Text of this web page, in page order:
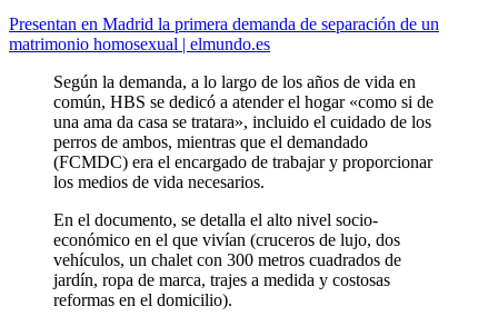
Presentan en Madrid la primera demanda de separación de un
matrimonio homosexual | elmundo.es
Según la demanda, a lo largo de los años de vida en
común, HBS se dedicó a atender el hogar «como si de
una ama da casa se tratara», incluido el cuidado de los
perros de ambos, mientras que el demandado
(FCMDC) era el encargado de trabajar y proporcionar
los medios de vida necesarios.
En el documento, se detalla el alto nivel socio-
económico en el que vivían (cruceros de lujo, dos
vehículos, un chalet con 300 metros cuadrados de
jardín, ropa de marca, trajes a medida y costosas
reformas en el domicilio).